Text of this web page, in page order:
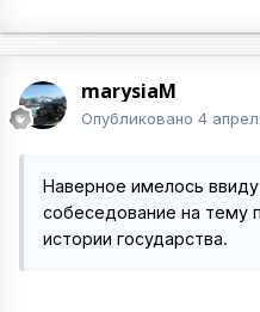
marysiaM
Опубликовано 4
Наверное имелось
собеседование на тему
истории государства.